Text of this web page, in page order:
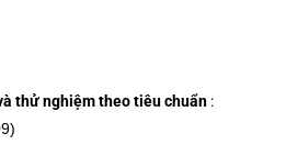
thử nghiệm theo tiêu chuẩn: